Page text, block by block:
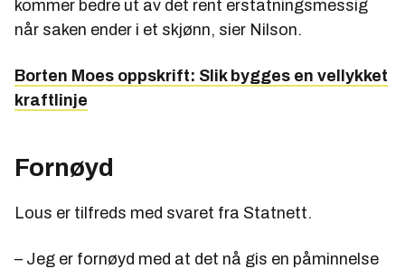
kommer bedre ut av det rent erstatningsmessig
når saken ender i et skjønn, sier Nilson.
Borten Moes oppskrift: Slik bygges en vellykket
kraftlinje
Fornøyd
Lous er tilfreds med svaret fra Statnett.
– Jeg er fornøyd med at det nå gis en påminnelse